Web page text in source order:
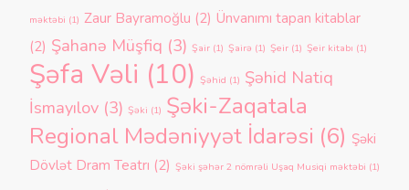
məktəbi (1) Zaur Bayramoğlu (2) Ünvanımı tapan kitablar
(2) Şahanə Müşfiq (3) Şair (1) Şairə (1) Şeir (1) Şeir kitabı (1)
Şəfa Vəli (10) Şəhid (1) Şəhid Natiq
İsmayılov (3) Şəki (1) Şəki-Zaqatala
Regional Mədəniyyət İdarəsi (6) Şəki
Dövlət Dram Teatrı (2) Şəki şəhər 2 nömrəli Uşaq Musiqi məktəbi (1)